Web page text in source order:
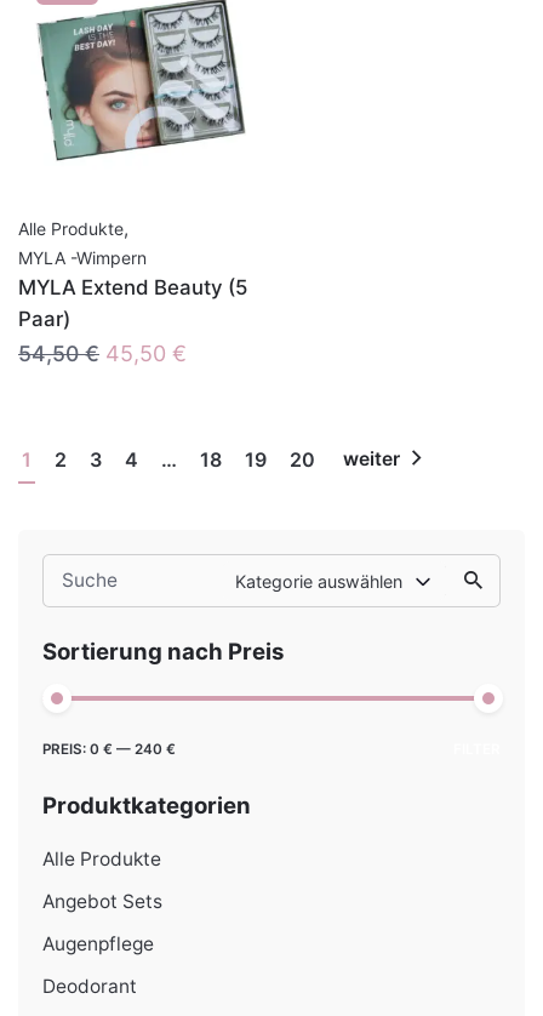
Search
for
Kategorie auswählen
Sortierung nach Preis
Min.
Max.
PREIS: 0 € — 240 €
Produktkategorien
Alle Produkte
Angebot Sets
Augenpflege
Deodorant
Alle Produkte,
MYLA -Wimpern
MYLA Extend Beauty (5
Paar)
54,50€ Ursprünglicher
54,50 €
45,50 €
45,50 €.
1 2 3 4 … 18 19 20 weiter